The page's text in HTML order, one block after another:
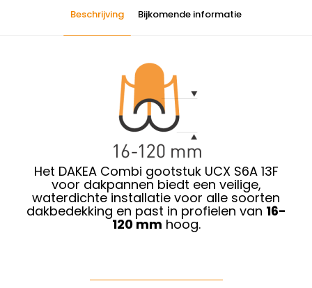
Beschrijving Bijkomende informatie
Het DAKEA Combi gootstuk UCX S6A 13F
voor dakpannen biedt een veilige,
waterdichte installatie voor alle soorten
dakbedekking en past in profielen van 16-
120 mm hoog.